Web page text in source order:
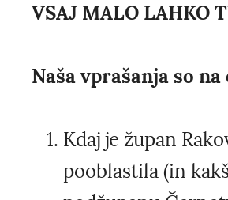
VSAJ MALO LAHKO
Naša vprašanja so na
Kdaj je župan
pooblastila (in